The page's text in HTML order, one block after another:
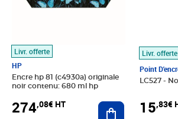
Livr. offerte
HP
Encre hp 81 (c4930a) originale
noir contenu: 680 ml hp
274,08€ HT Ajouter au
Livr. offerte
Point
LC527 -
15,83€